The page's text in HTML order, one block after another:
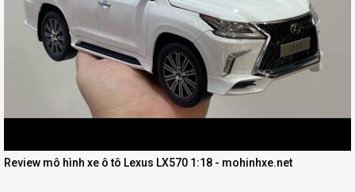
Review mô hình xe ô tô Lexus LX570 1:18 - mohinhxe.net